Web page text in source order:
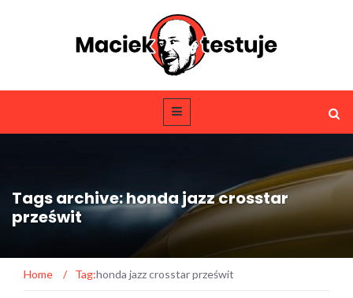
Tags archive: honda jazz crosstar
prześwit
Home / Tag:honda jazz crosstar prześwit